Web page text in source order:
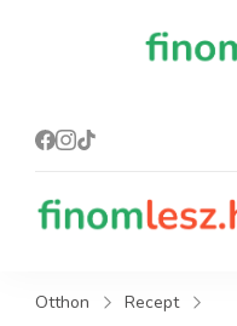
Otthon
Recept